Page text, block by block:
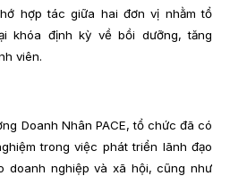
hợp tác giữa hai đơn vị nhằm tổ
khóa định kỳ về bồi dưỡng, tăng
viên.
Doanh Nhân PACE, tổ chức đã có
trong việc phát triển lãnh đạo
doanh nghiệp và xã hội, cũng như